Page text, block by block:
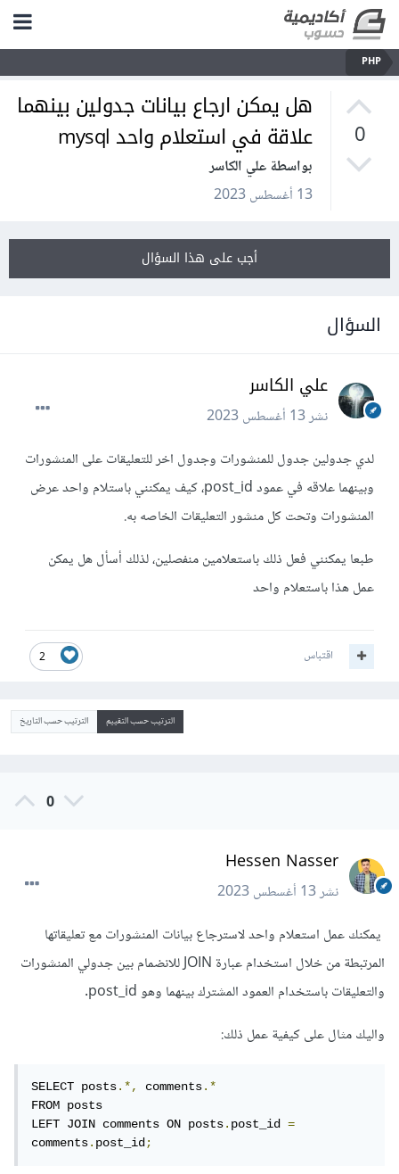
PHP
0
هل يمكن ارجاع بيانات جدولين بينهما
علاقة في استعلام واحد mysql
بواسطة علي الكاسر
13 أغسطس 2023
أجب على هذا السؤال
السؤال
علي الكاسر
نشر13 أغسطس 2023
لدي جدولين جدول للمنشورات وجدول اخر للتعليقات على المنشورات
وبينهما علاقه في عمود post_id، كيف يمكنني باستلام واحد عرض
المنشورات وتحت كل منشور التعليقات الخاصه به.
طبعا يمكنني فعل ذلك باستعلامين منفصلين، لذلك أسأل هل يمكن
عمل هذا باستعلام واحد
2 اقتباس
الترتيب حسب التقييم الترتيب حسب التاريخ
0
Hessen Nasser
نشر13 أغسطس 2023
يمكنك عمل استعلام واحد لاسترجاع بيانات المنشورات مع تعليقاتها
المرتبطة من خلال استخدام عبارة JOIN للانضمام بين جدولي المنشورات
والتعليقات باستخدام العمود المشترك بينهما وهو post_id.
واليك مثال على كيفية عمل ذلك:
SELECT posts.*, comments.*
FROM posts
LEFT JOIN comments ON posts.post_id =
comments.post_id;